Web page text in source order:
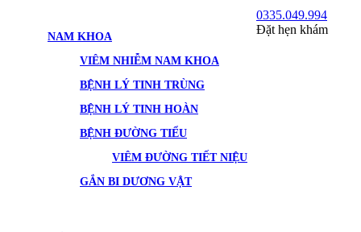
NAM KHOA
VIÊM NHIỄM NAM KHOA
BỆNH LÝ TINH TRÙNG
BỆNH LÝ TINH HOÀN
BỆNH ĐƯỜNG TIỂU
VIÊM ĐƯỜNG TIẾT NIỆU
GẮN BI DƯƠNG VẬT
0335.049.994
Đặt hẹn khám